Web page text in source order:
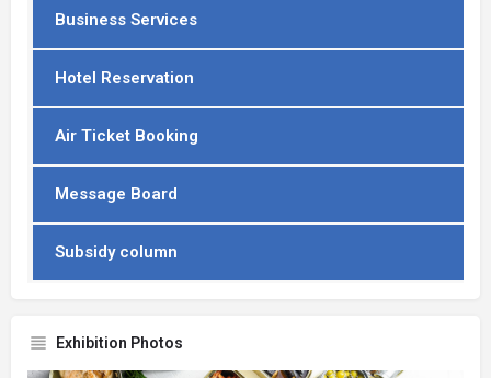
Business Services
Hotel Reservation
Air Ticket Booking
Message Board
Subsidy column
Exhibition Photos